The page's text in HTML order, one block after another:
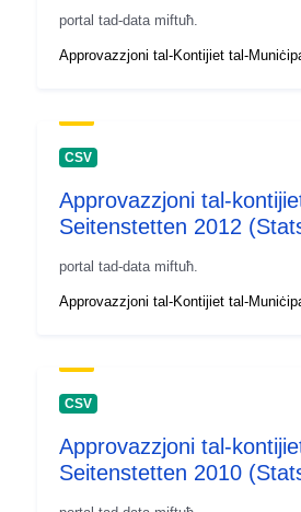
portal tad-data miftuħ.
Approvazzjoni tal-Kontijiet tal-
CSV
Approvazzjoni tal-
Seitenstetten 2012
portal tad-data miftuħ.
Approvazzjoni tal-Kontijiet tal-
CSV
Approvazzjoni tal-
Seitenstetten 2010